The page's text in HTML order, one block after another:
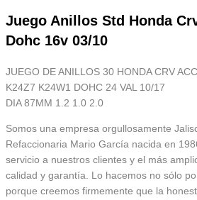
Juego Anillos Std Honda
Dohc 16v 03/10
JUEGO DE ANILLOS 30 HONDA CRV
K24Z7 K24W1 DOHC 24 VAL 10/17
DIA 87MM 1.2 1.0 2.0
Somos una empresa orgullosamente
Refaccionaria Mario García nacida en
servicio a nuestros clientes y el más
calidad y garantía. Lo hacemos no sólo
porque creemos firmemente que la